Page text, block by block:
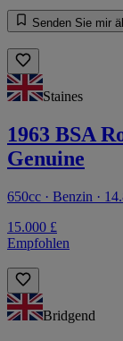
Senden Sie mir
Staines
1963 BSA
Genuine
650cc · Benzin ·
15.000 £
Empfohlen
Bridgend